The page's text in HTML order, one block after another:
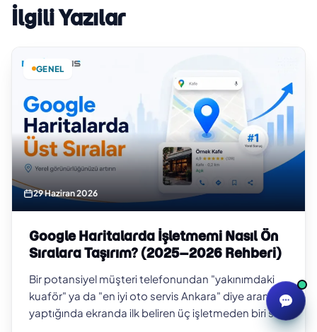
İlgili Yazılar
GENEL
29 Haziran 2026
Google Haritalarda İşletmemi Nasıl Ön
Sıralara Taşırım? (2025–2026 Rehberi)
Bir potansiyel müşteri telefonundan "yakınımdaki
kuaför" ya da "en iyi oto servis Ankara" diye arama
yaptığında ekranda ilk beliren üç işletmeden biri siz